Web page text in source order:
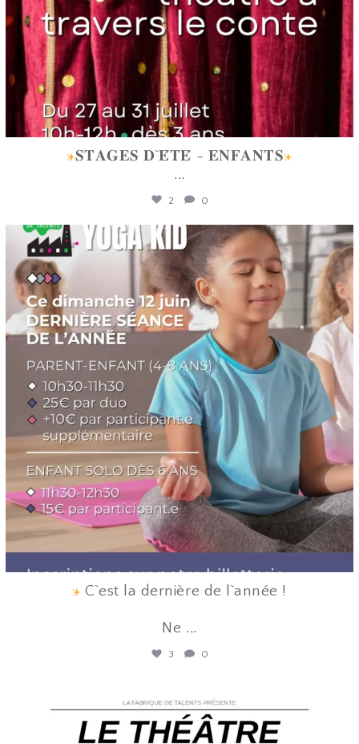
𝐒𝐓𝐀𝐆𝐄𝐒 𝐃`𝐄́𝐓𝐄́ - 𝐄𝐍𝐅𝐀𝐍𝐓𝐒
...
2 0
lafabriquedetalents
Juin 12
C`est la dernière de l`année !
Ne ...
3 0
Juin 12